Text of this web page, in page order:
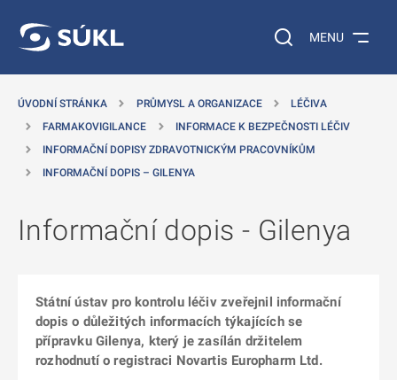
Vyhledávání na
MENU
ÚVODNÍ STRÁNKA PRŮMYSL A ORGANIZACE
LÉČIVA
FARMAKOVIGILANCE
INFORMACE K BEZPEČNOSTI LÉČIV
INFORMAČNÍ DOPISY ZDRAVOTNICKÝM PRACOVNÍKŮM
INFORMAČNÍ DOPIS – GILENYA
Informační dopis - Gilenya
Státní ústav pro kontrolu léčiv zveřejnil informační
dopis o důležitých informacích týkajících se
přípravku Gilenya, který je zasílán držitelem
rozhodnutí o registraci Novartis Europharm Ltd.